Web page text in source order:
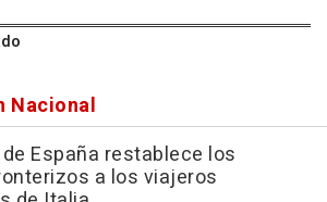
Nacional
de España restablece los
a los viajeros